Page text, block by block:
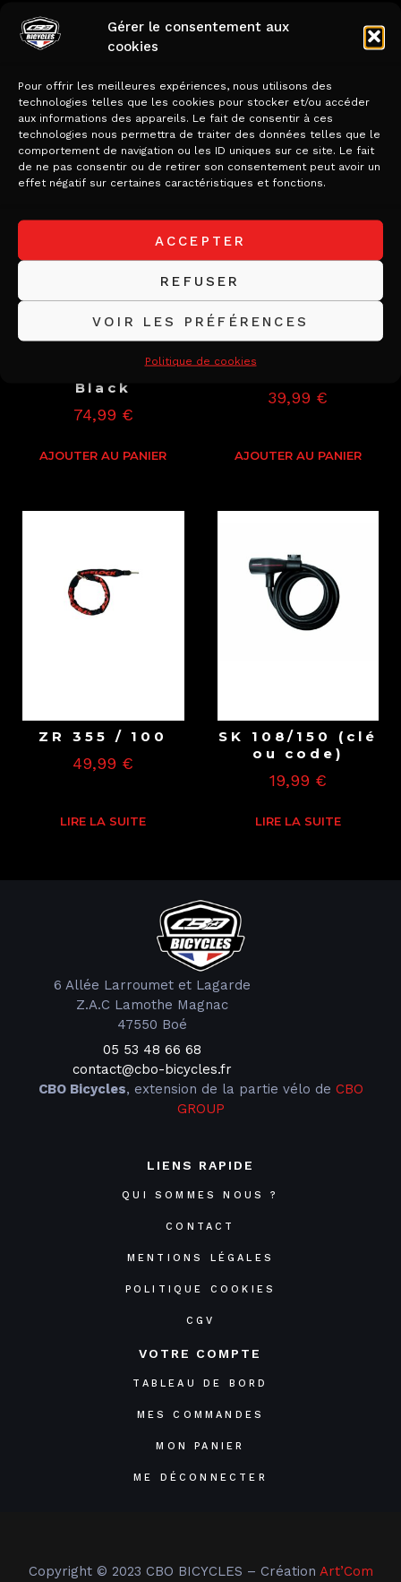
Gérer le consentement aux
cookies
Pour offrir les meilleures expériences, nous utilisons des
technologies telles que les cookies pour stocker et/ou accéder
aux informations des appareils. Le fait de consentir à ces
technologies nous permettra de traiter des données telles que le
comportement de navigation ou les ID uniques sur ce site. Le fait
de ne pas consentir ou de retirer son consentement peut avoir un
effet négatif sur certaines caractéristiques et fonctions.
ACCEPTER
REFUSER
VOIR LES PRÉFÉRENCES
Politique de cookies
Produits
similaires
RS 351 + ZR
355, COULEUR
Black
74,99 €
AJOUTER AU PANIER
SK 415/180,
COULEUR Black
39,99 €
AJOUTER AU PANIER
ZR 355 / 100
49,99 €
LIRE LA SUITE
SK 108/150 (clé
ou code)
19,99 €
LIRE LA SUITE
6 Allée Larroumet et Lagarde
Z.A.C Lamothe Magnac
47550 Boé
05 53 48 66 68
contact@cbo-bicycles.fr
CBO Bicycles, extension de la partie vélo de CBO
GROUP
LIENS RAPIDE
QUI SOMMES NOUS ?
CONTACT
MENTIONS LÉGALES
POLITIQUE COOKIES
CGV
VOTRE COMPTE
TABLEAU DE BORD
MES COMMANDES
MON PANIER
ME DÉCONNECTER
Copyright © 2023 CBO BICYCLES – Création Art’Com